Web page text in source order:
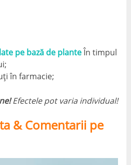
pe bază de planteÎn timpul
în farmacie;
Efectele pot varia individual!
& Comentarii pe